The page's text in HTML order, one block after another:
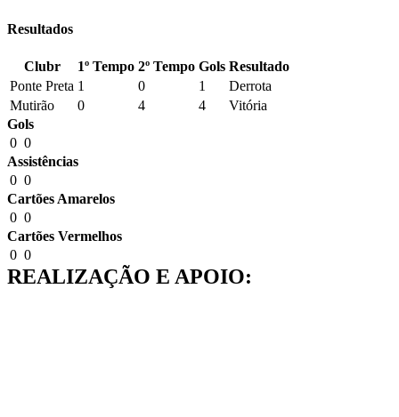
Resultados
Clubr 1º Tempo 2º Tempo Gols Resultado
Ponte Preta 1 0 1
Derrota
Mutirão
0 4 4
Vitória
Gols
0 0
Assistências
0 0
Cartões Amarelos
0 0
Cartões Vermelhos
0 0
REALIZAÇÃO E APOIO: